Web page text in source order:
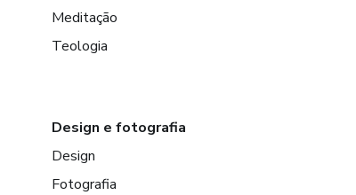
Meditação
Teologia
Design e fotografia
Design
Fotografia